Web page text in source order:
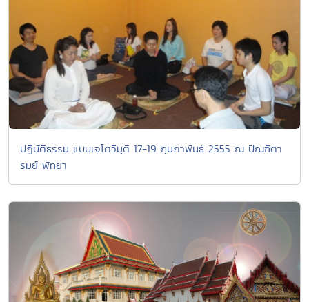
ปฏิบัติธรรม แบบเจโตวิมุติ 17-19 กุมภาพันธ์ 2555 ณ ปัณฑิตา
รมย์ พัทยา